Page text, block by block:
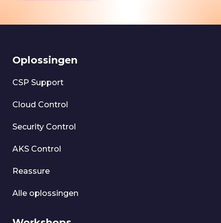
Oplossingen
CSP Support
Cloud Control
Security Control
AKS Control
Reassure
Alle oplossingen